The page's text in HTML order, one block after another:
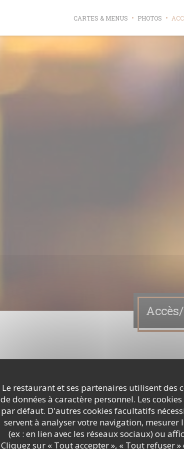
Le restaurant et ses partenaires utilisent des
de données à caractère personnel. Les
par défaut. D'autres cookies facultatifs
servent à analyser votre navigation,
(ex : en lien avec les réseaux sociaux) ou
Cliquez sur « Tout accepter », « Tout refuser
CARTES & MENUS PHOTOS